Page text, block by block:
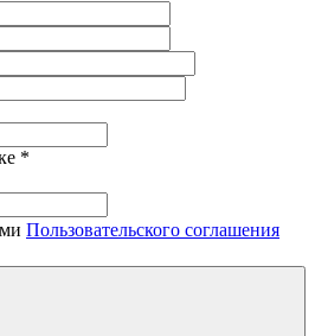
*
Пользовательского соглашения